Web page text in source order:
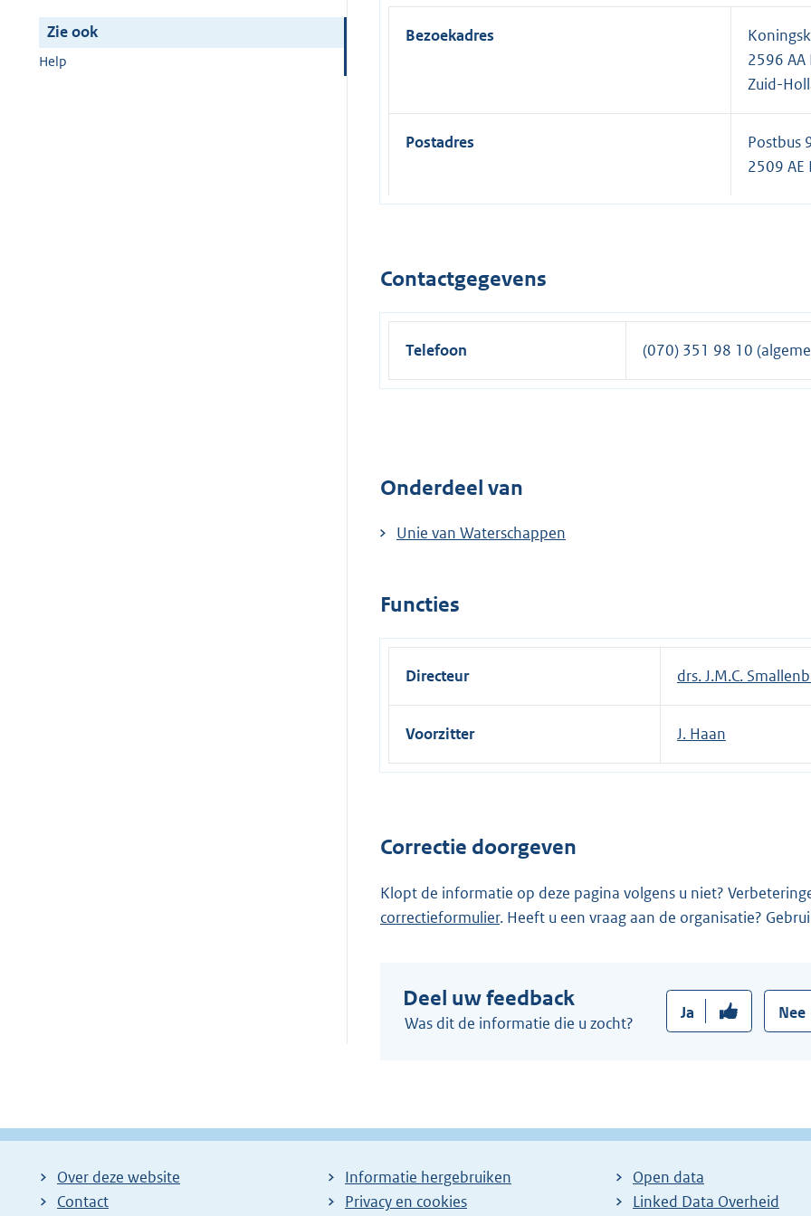
Zie ook
Help
Bezoekadres
2596 AA
Zuid-
Postadres
Postbus
2509 AE
Contactgegevens
Telefoon (070) 351 98 10
Onderdeel van
Unie van Waterschappen
Functies
Directeur drs. J.M.C.
Voorzitter J. Haan
Correctie doorgeven
Klopt de informatie op deze pagina volgens u niet?
correctieformulier. Heeft u een vraag aan de organisatie?
Deel uw feedback
Was dit de informatie die u zocht?
Ja Nee
Over deze website
Contact
Informatie hergebruiken
Privacy en cookies
Open data
Linked Data Overheid